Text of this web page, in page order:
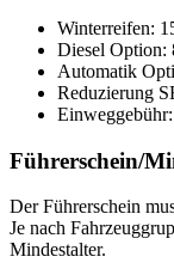
Winterreifen:
Diesel Option:
Automatik
Reduzierung
Einweggebühr:
Führerschein/
Der Führerschein
Je nach
Mindestalter.